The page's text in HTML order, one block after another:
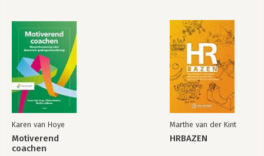
Verder lezen? 292
Enorm bedankt! 296
Over de auteurs 298
Bronnenlijst 300
Trefwoordenregister 309
Karen van Hoye
Motiverend
coachen
Marthe van der Kint
HRBAZEN